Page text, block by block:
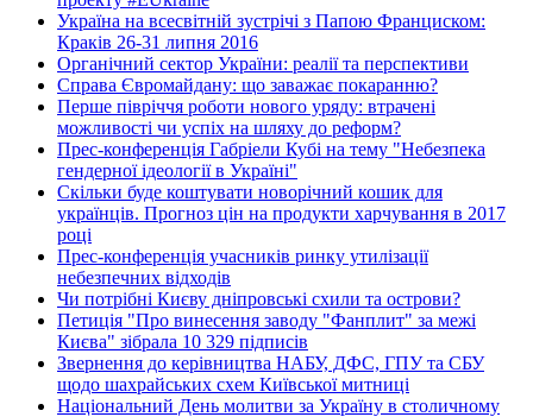
Україна на всесвітній зустрічі з Папою Франциском:
Краків 26-31 липня 2016
Органічний сектор України: реалії та перспективи
Справа Євромайдану: що заважає покаранню?
Перше півріччя роботи нового уряду: втрачені
можливості чи успіх на шляху до реформ?
Прес-конференція Габріели Кубі на тему "Небезпека
гендерної ідеології в Україні"
Скільки буде коштувати новорічний кошик для
українців. Прогноз цін на продукти харчування в 2017
році
Прес-конференція учасників ринку утилізації
небезпечних відходів
Чи потрібні Києву дніпровські схили та острови?
Петиція "Про винесення заводу "Фанплит" за межі
Києва" зібрала 10 329 підписів
Звернення до керівництва НАБУ, ДФС, ГПУ та СБУ
щодо шахрайських схем Київської митниці
Національний День молитви за Україну в столичному